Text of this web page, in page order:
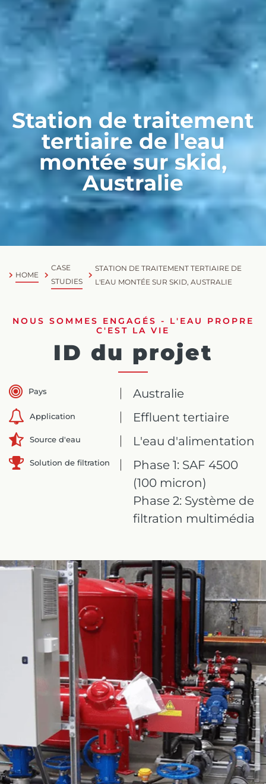
Station de traitement
tertiaire de l'eau
montée sur skid,
Australie
HOME
CASE
STUDIES
STATION DE TRAITEMENT TERTIAIRE DE
L'EAU MONTÉE SUR SKID, AUSTRALIE
NOUS SOMMES ENGAGÉS - L'EAU PROPRE
C'EST LA VIE
ID du projet
Pays Australie
Application Effluent tertiaire
Source d'eau L'eau d'alimentation
Solution de filtration
Phase 1: SAF 4500
(100 micron)
Phase 2: Système de
filtration multimédia